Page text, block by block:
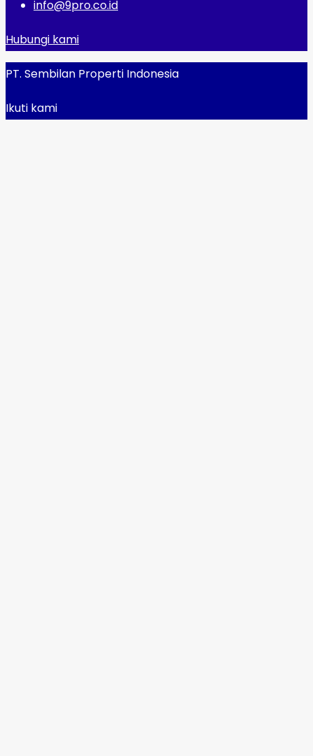
info@9pro.co.id
Hubungi kami
PT. Sembilan Properti Indonesia
Ikuti kami